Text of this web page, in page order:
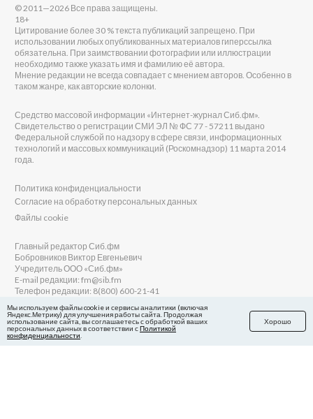
© 2011—2026 Все права защищены.
18+
Цитирование более 30 % текста публикаций запрещено. При
использовании любых опубликованных материалов гиперссылка
обязательна. При заимствовании фотографии или иллюстрации
необходимо также указать имя и фамилию её автора.
Мнение редакции не всегда совпадает с мнением авторов. Особенно в
таком жанре, как авторские колонки.
Средство массовой информации «Интернет-журнал Сиб.фм».
Свидетельство о регистрации СМИ ЭЛ № ФС 77 - 57211 выдано
Федеральной службой по надзору в сфере связи, информационных
технологий и массовых коммуникаций (Роскомнадзор) 11 марта 2014
года.
Политика конфиденциальности
Согласие на обработку персональных данных
Файлы cookie
Главный редактор Сиб.фм
Бобровников Виктор Евгеньевич
Учредитель ООО «Сиб.фм»
E-mail редакции: fm@sib.fm
Телефон редакции: 8(800) 600-21-41
Сайт разработан и поддерживается Технодзен
Мы используем файлы cookie и сервисы аналитики (включая
Яндекс.Метрику) для улучшения работы сайта. Продолжая
использование сайта, вы соглашаетесь с обработкой ваших
персональных данных в соответствии сПолитикой
конфиденциальности
Хорошо